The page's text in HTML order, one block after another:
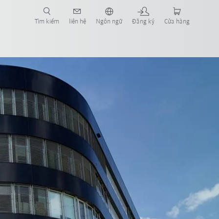
Tìm kiếm liên hệ Ngôn ngữ Đăng ký Cửa hàng